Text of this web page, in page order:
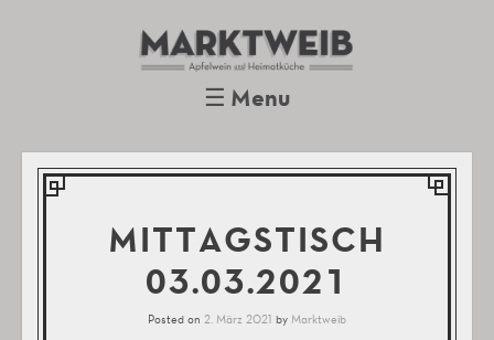
Marktweib
Oberursel
Apfelwein und Heimatküche
☰ Menu
MITTAGSTISCH
03.03.2021
Posted on 2. März 2021 by Marktweib